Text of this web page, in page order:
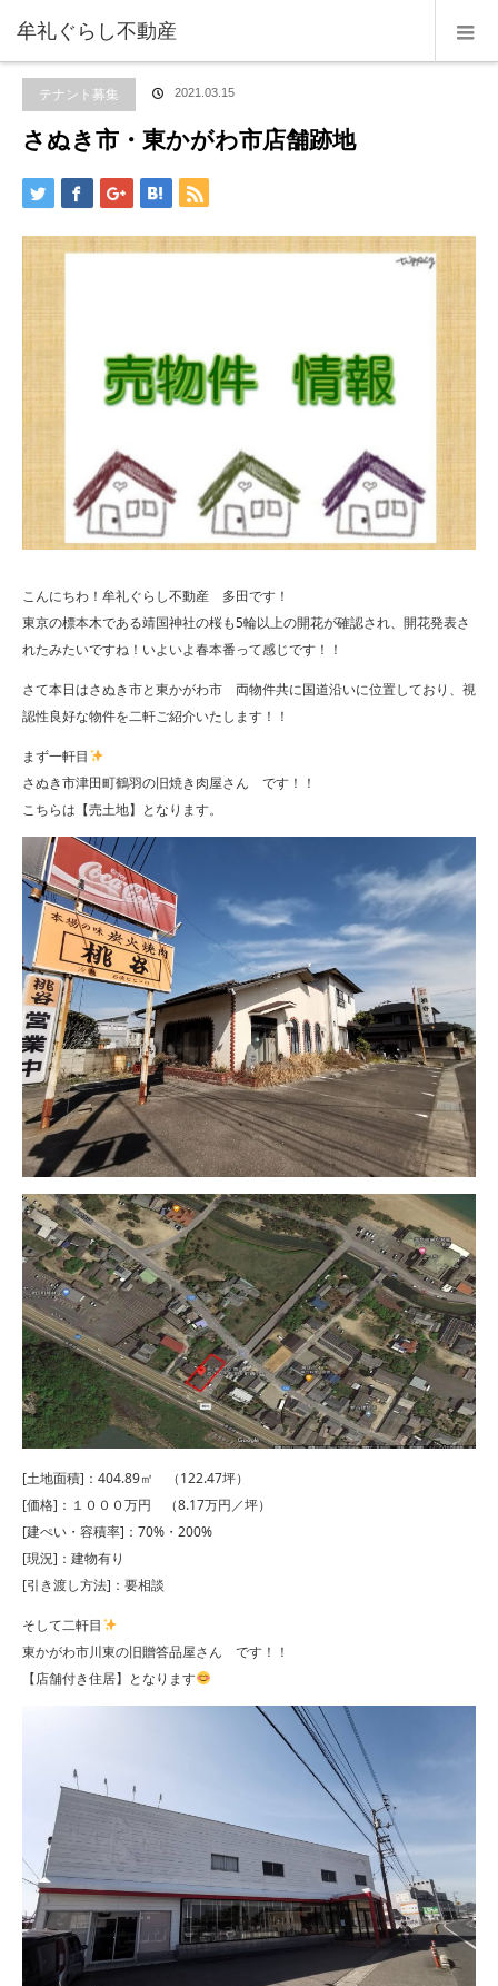
牟礼ぐらし不動産
ブログ
テナント募集 さぬき
テナント募集 2021.03.15
さぬき市・東かがわ市店舗跡地
こんにちわ！牟礼ぐらし不動産 多田です！
東京の標本木である靖国神社の桜も5輪以上の開花が確認され、開花発表さ
れたみたいですね！いよいよ春本番って感じです！！
さて本日はさぬき市と東かがわ市 両物件共に国道沿いに位置しており、視
認性良好な物件を二軒ご紹介いたします！！
まず一軒目
さぬき市津田町鶴羽の旧焼き肉屋さん です！！
こちらは【売土地】となります。
[土地面積]：404.89㎡ （122.47坪）
[価格]：１０００万円 （8.17万円／坪）
[建ぺい・容積率]：70%・200%
[現況]：建物有り
[引き渡し方法]：要相談
そして二軒目
東かがわ市川東の旧贈答品屋さん です！！
【店舗付き住居】となります